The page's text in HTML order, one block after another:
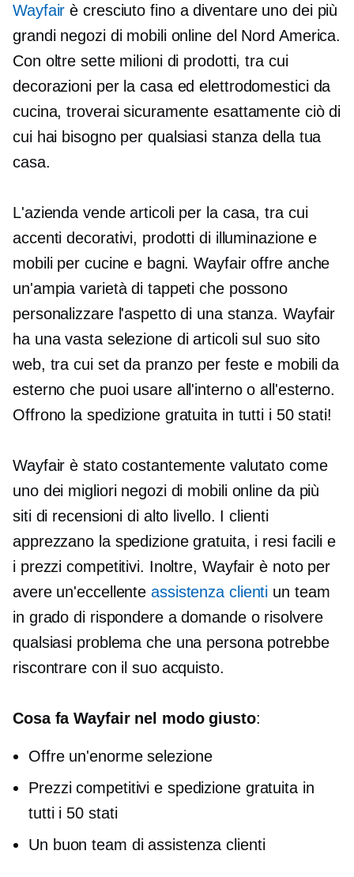
Wayfairè cresciuto fino a diventare uno dei più
grandi negozi di mobili online del Nord America.
Con oltre sette milioni di prodotti, tra cui
decorazioni per la casa ed elettrodomestici da
cucina, troverai sicuramente esattamente ciò di
cui hai bisogno per qualsiasi stanza della tua
casa.
L'azienda vende articoli per la casa, tra cui
accenti decorativi, prodotti di illuminazione e
mobili per cucine e bagni. Wayfair offre anche
un'ampia varietà di tappeti che possono
personalizzare l'aspetto di una stanza. Wayfair
ha una vasta selezione di articoli sul suo sito
web, tra cui set da pranzo per feste e mobili da
esterno che puoi usare all'interno o all'esterno.
Offrono la spedizione gratuita in tutti i 50 stati!
Wayfair è stato costantemente valutato come
uno dei migliori negozi di mobili online da più
siti di recensioni di alto livello. I clienti
apprezzano la spedizione gratuita, i resi facili e
i prezzi competitivi. Inoltre, Wayfair è noto per
avere un'eccellente assistenza clienti un team
in grado di rispondere a domande o risolvere
qualsiasi problema che una persona potrebbe
riscontrare con il suo acquisto.
Cosa fa Wayfair nel modo giusto:
Offre un'enorme selezione
Prezzi competitivi e spedizione gratuita in
tutti i 50 stati
Un buon team di assistenza clienti